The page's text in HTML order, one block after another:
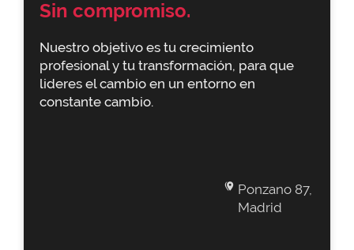
Sin compromiso.
Nuestro objetivo es tu crecimiento
profesional y tu transformación, para que
lideres el cambio en un entorno en
constante cambio.
Ponzano 87,
Madrid